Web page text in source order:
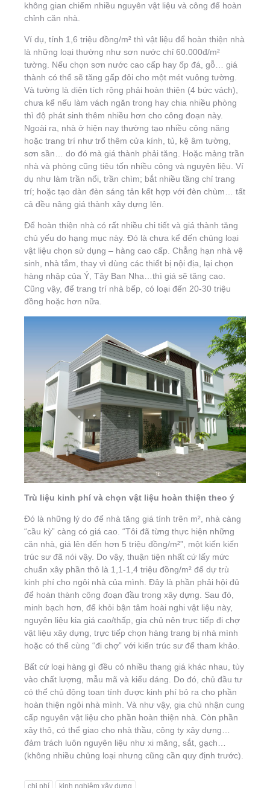
không gian chiếm nhiều nguyên vật liệu và công để hoàn
chỉnh căn nhà.
Ví dụ, tính 1,6 triệu đồng/m² thì vật liệu để hoàn thiện nhà
là những loại thường như sơn nước chỉ 60.000đ/m²
tường. Nếu chọn sơn nước cao cấp hay ốp đá, gỗ… giá
thành có thể sẽ tăng gấp đôi cho một mét vuông tường.
Và tường là diện tích rộng phải hoàn thiện (4 bức vách),
chưa kể nếu làm vách ngăn trong hay chia nhiều phòng
thì độ phát sinh thêm nhiều hơn cho công đoạn này.
Ngoài ra, nhà ở hiện nay thường tạo nhiều công năng
hoặc trang trí như trổ thêm cửa kính, tủ, kệ âm tường,
sơn sần… do đó mà giá thành phải tăng. Hoặc mảng trần
nhà và phòng cũng tiêu tốn nhiều công và nguyên liệu. Ví
dụ như làm trần nổi, trần chìm; bắt nhiều tầng chỉ trang
trí; hoặc tạo dàn đèn sáng tản kết hợp với đèn chùm… tất
cả đều nâng giá thành xây dựng lên.
Ðể hoàn thiện nhà có rất nhiều chi tiết và giá thành tăng
chủ yếu do hạng mục này. Ðó là chưa kể đến chủng loại
vật liệu chọn sử dụng – hàng cao cấp. Chẳng hạn nhà vệ
sinh, nhà tắm, thay vì dùng các thiết bị nội địa, lại chọn
hàng nhập của Ý, Tây Ban Nha…thì giá sẽ tăng cao.
Cũng vậy, để trang trí nhà bếp, có loại đến 20-30 triệu
đồng hoặc hơn nữa.
Trù liệu kinh phí và chọn vật liệu hoàn thiện theo ý
Ðó là những lý do để nhà tăng giá tính trên m², nhà càng
“cầu kỳ” càng có giá cao. “Tôi đã từng thực hiện những
căn nhà, giá lên đến hơn 5 triệu đồng/m²”, một kiến kiến
trúc sư đã nói vậy. Do vậy, thuận tiện nhất cứ lấy mức
chuẩn xây phần thô là 1,1-1,4 triệu đồng/m² để dự trù
kinh phí cho ngôi nhà của mình. Ðây là phần phải hội đủ
để hoàn thành công đoạn đầu trong xây dựng. Sau đó,
minh bạch hơn, để khỏi bận tâm hoài nghi vật liệu này,
nguyên liệu kia giá cao/thấp, gia chủ nên trực tiếp đi chợ
vật liệu xây dựng, trực tiếp chọn hàng trang bị nhà mình
hoặc có thể cùng “đi chợ” với kiến trúc sư để tham khảo.
Bất cứ loại hàng gì đều có nhiều thang giá khác nhau, tùy
vào chất lượng, mẫu mã và kiểu dáng. Do đó, chủ đầu tư
có thể chủ động toan tính được kinh phí bỏ ra cho phần
hoàn thiện ngôi nhà mình. Và như vậy, gia chủ nhận cung
cấp nguyên vật liệu cho phần hoàn thiện nhà. Còn phần
xây thô, có thể giao cho nhà thầu, công ty xây dựng…
đảm trách luôn nguyên liệu như xi măng, sắt, gạch…
(không nhiều chủng loại nhưng cũng cần quy định trước).
chi phí kinh nghiệm xây dựng